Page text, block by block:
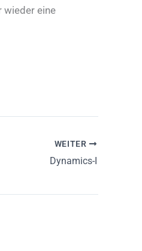
wieder eine
WEITER
Dynamics-I